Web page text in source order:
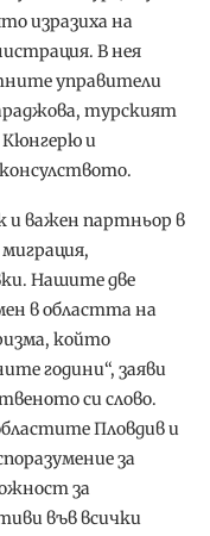
изразиха на
В нея
управители
турският
Кюнгерю и
и важен партньор в
Нашите две
в областта на
който
години“, заяви
си слово.
Пловдив и
за
за
във всички